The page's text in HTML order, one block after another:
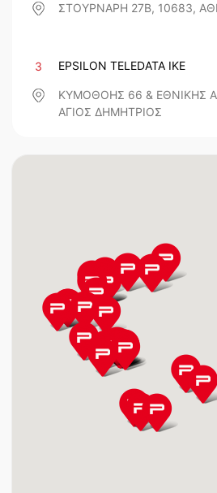
ΣΤΟΥΡΝΑΡΗ 27Β, 10683,
3 EPSILON TELEDATA IKE
ΚΥΜΟΘΟΗΣ 66 & ΕΘΝΙΚΗΣ
ΑΓΙΟΣ ΔΗΜΗΤΡΙΟΣ
ΔΗΜΗΤΡΙΑΔΗΣ ΑΝΑΣΤΑΣΙΟΣ
ΦΙΛΑΡΕΤΟΥ 109, 17675,
LYSIS COMPUTERS Ε.Ε
ΚΡΕΜΟΥ 49 & ΜΕΝΕΛΑΟΥ,